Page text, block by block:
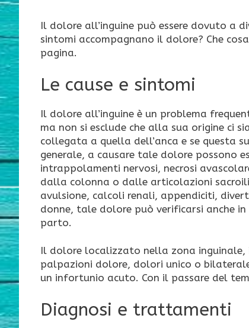
Il dolore all’inguine può essere dovuto a
sintomi accompagnano il dolore? Che
pagina.
Le cause e sintomi
Il dolore all’inguine è un problema
ma non si esclude che alla sua origine ci
collegata a quella dell’anca e se questa
generale, a causare tale dolore possono
intrappolamenti nervosi, necrosi
dalla colonna o dalle articolazioni
avulsione, calcoli renali, appendiciti,
donne, tale dolore può verificarsi anche
parto.
Il dolore localizzato nella zona
palpazioni dolore, dolori unico o
un infortunio acuto. Con il passare del
Diagnosi e trattamenti